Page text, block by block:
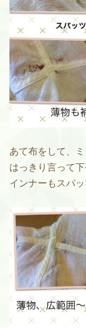
あて布をして、ミ
はっきり言って
インナーもスパ